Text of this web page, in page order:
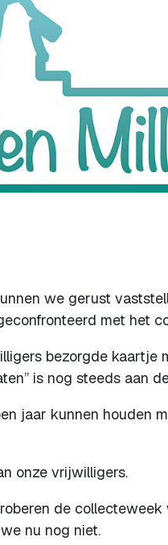
we gerust
met het
bezorgde kaartje
is nog steeds aan
jaar kunnen houden
onze vrijwilligers.
de
nu nog niet.